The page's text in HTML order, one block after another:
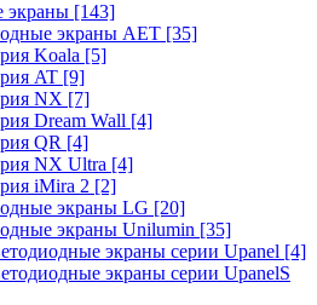
экраны [143]
экраны AET [35]
Koala [5]
AT [9]
NX [7]
Dream Wall [4]
QR [4]
NX Ultra [4]
iMira 2 [2]
экраны LG [20]
экраны Unilumin [35]
экраны серии Upanel [4]
экраны серии UpanelS